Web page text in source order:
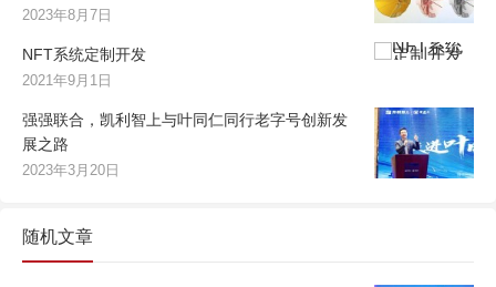
2023年8月7日
NFT系统定制开发
2021年9月1日
强强联合，凯利智上与叶同仁同行老字号创新发
展之路
2023年3月20日
随机文章